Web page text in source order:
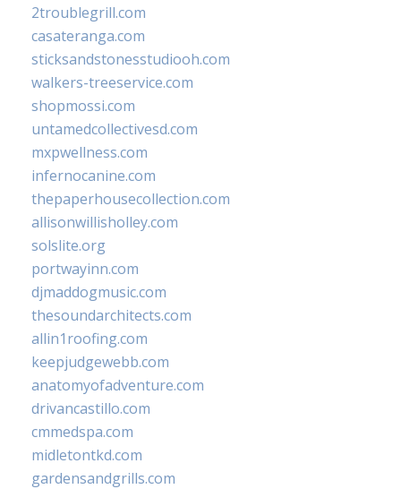
2troublegrill.com
casateranga.com
sticksandstonesstudiooh.com
walkers-treeservice.com
shopmossi.com
untamedcollectivesd.com
mxpwellness.com
infernocanine.com
thepaperhousecollection.com
allisonwillisholley.com
solslite.org
portwayinn.com
djmaddogmusic.com
thesoundarchitects.com
allin1roofing.com
keepjudgewebb.com
anatomyofadventure.com
drivancastillo.com
cmmedspa.com
midletontkd.com
gardensandgrills.com